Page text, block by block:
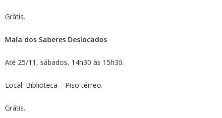
Grátis.
Mala dos Saberes Deslocados
Até 25/11, sábados, 14h30 às 15h30.
Local: Biblioteca – Piso térreo.
Grátis.